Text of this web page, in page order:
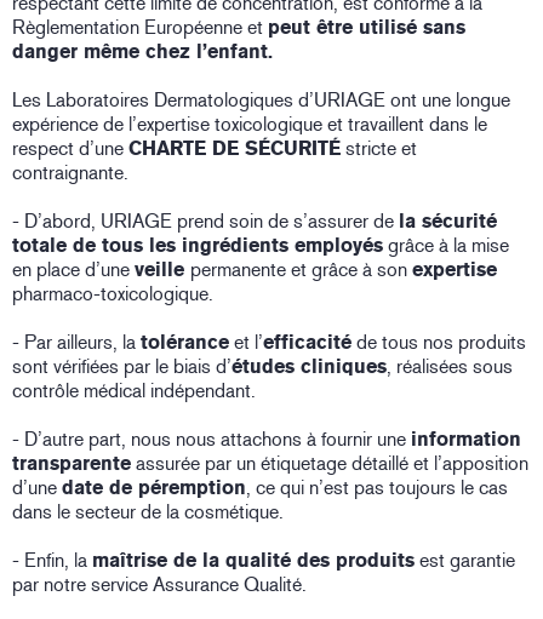
Règlementation Européenne et peut être utilisé sans
danger même chez l’enfant.
Les Laboratoires Dermatologiques d’URIAGE ont une longue
expérience de l’expertise toxicologique et travaillent dans le
respect d’une CHARTE DE SÉCURITÉ stricte et
contraignante.
- D’abord, URIAGE prend soin de s’assurer de la sécurité
totale de tous les ingrédients employés grâce à la mise
en place d’une veille permanente et grâce à son expertise
pharmaco-toxicologique.
- Par ailleurs, la tolérance et l’efficacité de tous nos produits
sont vérifiées par le biais d’études cliniques, réalisées sous
contrôle médical indépendant.
- D’autre part, nous nous attachons à fournir une information
transparente assurée par un étiquetage détaillé et l’apposition
d’une date de péremption, ce qui n’est pas toujours le cas
dans le secteur de la cosmétique.
- Enfin, la maîtrise de la qualité des produits est garantie
par notre service Assurance Qualité.